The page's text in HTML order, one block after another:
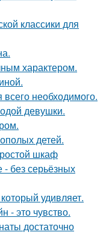
классики для
характером.
необходимого.
девушки.
детей.
шкаф
- без серьёзных
удивляет.
- это чувство.
достаточно